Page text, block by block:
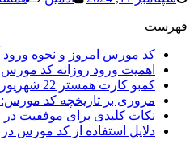
فهرست
کد مورس امروز و نحوه ورود
اهمیت ورود روزانه کد مورس
کمبو کارت همستر 22 شهریور
مروری بر تاریخچه کد مورس:
نکات کلیدی برای موفقیت
دلایل استفاده از کد مورس